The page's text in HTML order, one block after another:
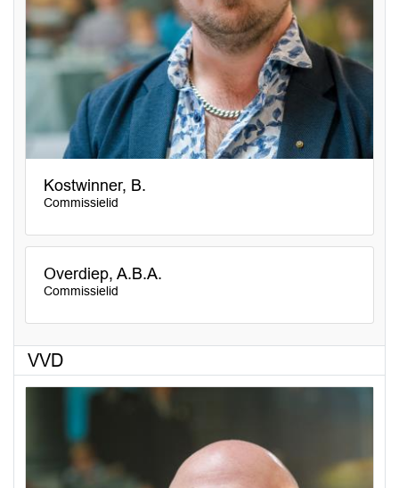
Kostwinner, B.
Commissielid
Overdiep, A.B.A.
Commissielid
VVD